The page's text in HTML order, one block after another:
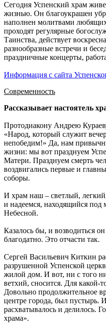
Сегодня Успенский храм
жизнью. Он благоукрашен
наполнен молитвами
проходят регулярные
Таинства, действует
разнообразные встречи и
праздничные концерты,
Информация с сайта
Современность
Рассказывает настоятель
Протодиакону Андрею
«Народ, который служит
непобедим!» Да, нам
жизни: мы вот празднуем
Матери. Празднуем смерть
воздвигались первые и
соборы.
И храм наш – светлый,
и надеемся, находящийся
Небесной.
Казалось бы, и возводиться
благодатно. Это отчасти так.
Сергей Васильевич Киткин
разрушенной Успенской
жилой дом. И вот, ни с того
ветхий, сносится. Для какой-
Довольно продолжительное
центре города, был пустырь.
расхватывалось и делилось.
храма».